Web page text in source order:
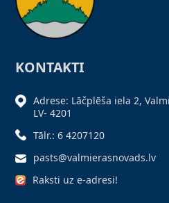
KONTAKTI
Adrese: Lāčplēša iela 2,
LV- 4201
Tālr.: 6 4207120
pasts@valmierasnovads.lv
Raksti uz e-adresi!